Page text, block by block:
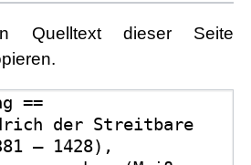
Quelltext dieser Seite